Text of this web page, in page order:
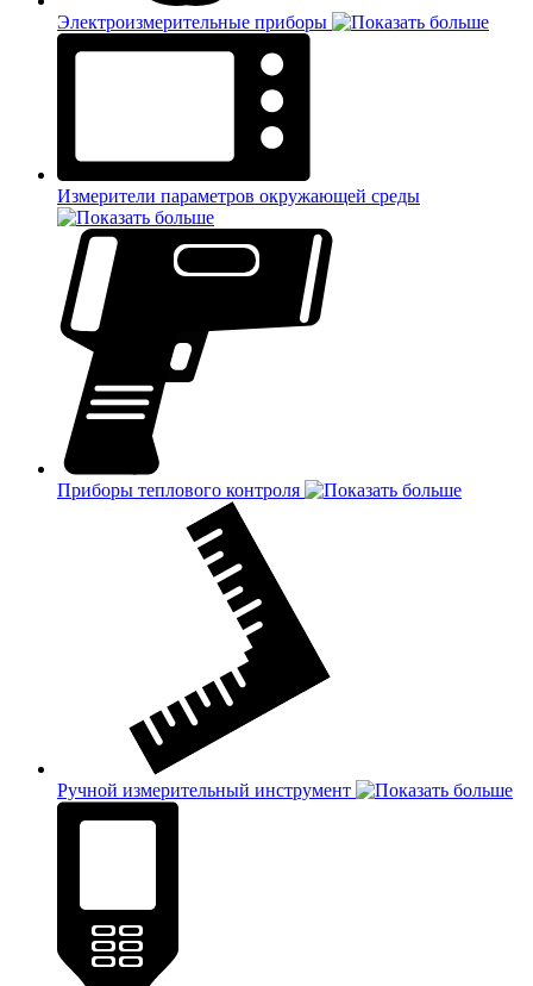
Электроизмерительные приборы
Измерители параметров окружающей среды
Приборы теплового контроля
Ручной измерительный инструмент